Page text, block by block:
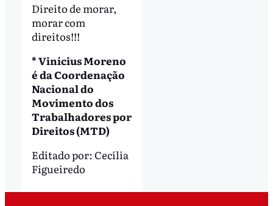
Direito de morar,
morar com
direitos!!!
* Vinícius Moreno
é da Coordenação
Nacional do
Movimento dos
Trabalhadores por
Direitos (MTD)
Editado por: Cecília
Figueiredo